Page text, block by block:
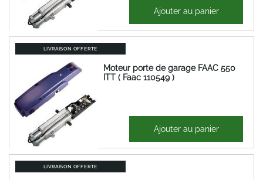
1 160,60 €
967,17 € Ajouter au panier
LIVRAISON OFFERTE
Moteur porte de garage FAAC 550
ITT ( Faac 110549 )
1 184,50 €
987,08 € Ajouter au panier
LIVRAISON OFFERTE